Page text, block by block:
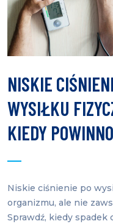
NISKIE
WYSIŁKU
KIEDY
Niskie ciśnienie po
organizmu, ale nie
Sprawdź, kiedy